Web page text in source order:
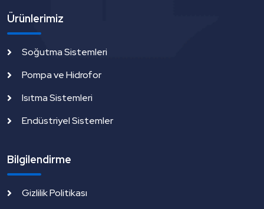
Ürünlerimiz
Soğutma Sistemleri
Pompa ve Hidrofor
Isıtma Sistemleri
Endüstriyel Sistemler
Bilgilendirme
Gizlilik Politikası